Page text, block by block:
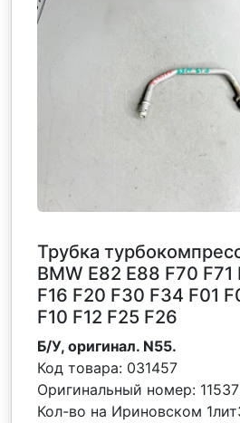
Трубка
BMW E82 E88 F70 F71
F16 F20 F30 F34 F01
F10 F12 F25 F26
Б/У, оригинал. N55.
Код товара: 031457
Оригинальный номер:
Кол-во на Ириновском